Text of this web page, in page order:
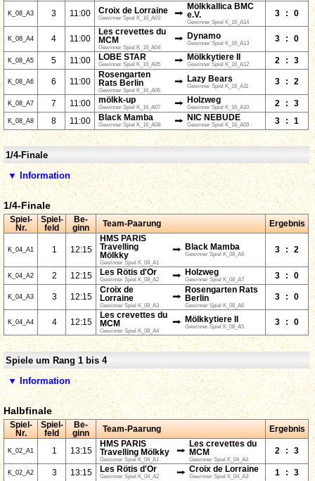
K_08_A3 3 11:00 Croix de Lorraine
Gewinner Spiel K_16_A03 ⭢
Mölkkallica BMC
e.V.
Gewinner Spiel K_16_A14
3 : 0
K_08_A4 4 11:00
Les crevettes du
MCM
Gewinner Spiel K_16_A04
⭢ Dynamo
Gewinner Spiel K_16_A13
3 : 0
K_08_A5 5 11:00 LOBE STAR
Gewinner Spiel K_16_A05 ⭢ Mölkkytiere II
Gewinner Spiel K_16_A12 2 : 3
K_08_A6 6 11:00
Rosengarten
Rats Berlin
Gewinner Spiel K_16_A06
⭢ Lazy Bears
Gewinner Spiel K_16_A11
3 : 2
K_08_A7 7 11:00 mölkk-up
Gewinner Spiel K_16_A07 ⭢ Holzweg
Gewinner Spiel K_16_A10 2 : 3
K_08_A8 8 11:00 Black Mamba
Gewinner Spiel K_16_A08 ⭢ NIC NEBUDE
Gewinner Spiel K_16_A09 3 : 1
1/4-Finale
▼ Information
1/4-Finale
Spiel-
Nr.
Spiel-
feld
Be-
ginn
Team-Paarung Ergebnis
K_04_A1 1 12:15
HMS PARIS
Travelling
Mölkky
Gewinner Spiel K_08_A1
⭢ Black Mamba
Gewinner Spiel K_08_A8
3 : 2
K_04_A2 2 12:15 Les Rötis d'Or
Gewinner Spiel K_08_A2 ⭢ Holzweg
Gewinner Spiel K_08_A7 3 : 0
K_04_A3 3 12:15
Croix de
Lorraine
Gewinner Spiel K_08_A3
⭢
Rosengarten Rats
Berlin
Gewinner Spiel K_08_A6
3 : 0
K_04_A4 4 12:15
Les crevettes du
MCM
Gewinner Spiel K_08_A4
⭢ Mölkkytiere II
Gewinner Spiel K_08_A5
3 : 0
Spiele um Rang 1 bis 4
▼ Information
Halbfinale
Spiel-
Nr.
Spiel-
feld
Be-
ginn
Team-Paarung Ergebnis
K_02_A1 1 13:15
HMS PARIS
Travelling Mölkky
Gewinner Spiel K_04_A1
⭢
Les crevettes du
MCM
Gewinner Spiel K_04_A4
2 : 3
K_02_A2 3 13:15 Les Rötis d'Or
Gewinner Spiel K_04_A2 ⭢ Croix de Lorraine
Gewinner Spiel K_04_A3 1 : 3